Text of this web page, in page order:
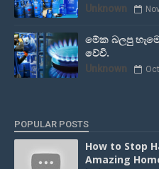
Unknown
මේක බලපු
වේවි.
Unknown
POPULAR POSTS
How to Stop
Amazing